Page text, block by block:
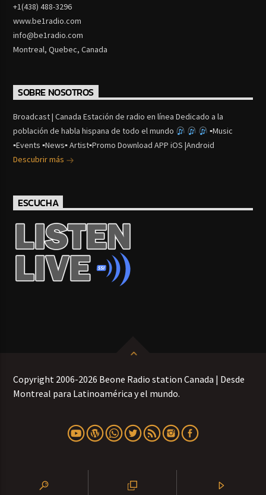
+1(438) 488-3296
www.be1radio.com
info@be1radio.com
Montreal, Quebec, Canada
SOBRE NOSOTROS
Broadcast | Canada Estación de radio en línea Dedicado a la
población de habla hispana de todo el mundo
▪Music
▪Events ▪News▪ Artist▪Promo Download APP iOS |Android
Descubrir más
ESCUCHA
Copyright 2006-2026 Beone Radio station Canada | Desde
Montreal para Latinoamérica y el mundo.